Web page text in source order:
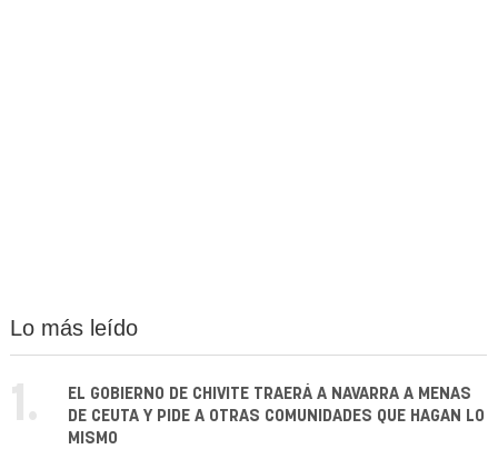
Lo más leído
1.
EL GOBIERNO DE CHIVITE TRAERÁ A NAVARRA A MENAS
DE CEUTA Y PIDE A OTRAS COMUNIDADES QUE HAGAN LO
MISMO